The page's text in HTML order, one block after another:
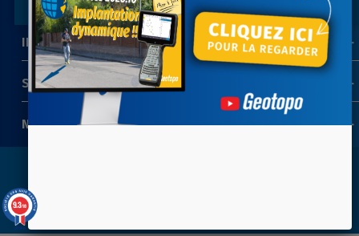
SUIVEZ-NOUS
INFORMATIONS
NEWSLETTER
9.3/10
39 avis